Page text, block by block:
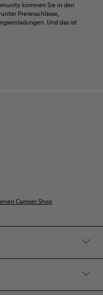
kommen Sie in den
Preisnachlässe,
Und das ist
Camper Shop